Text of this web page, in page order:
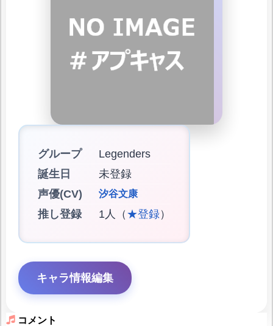
グループ
Legenders
誕生日
未登録
声優(CV)
汐谷文康
推し登録 1人（ ★登録）
キャラ情報編集
コメント